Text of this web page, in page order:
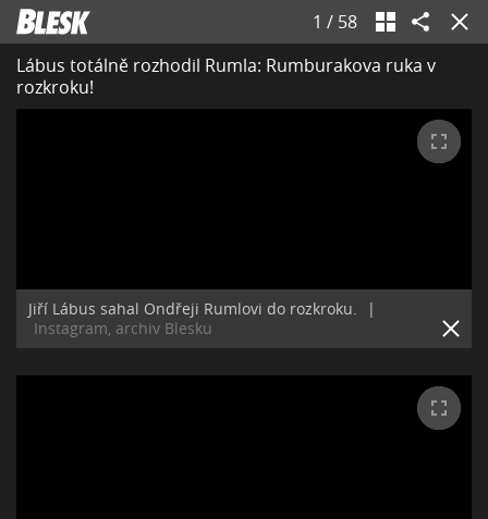
1 / 58
Lábus totálně rozhodil Rumla: Rumburakova ruka v
rozkroku!
Jiří Lábus sahal Ondřeji Rumlovi do rozkroku.
|
Instagram, archiv Blesku